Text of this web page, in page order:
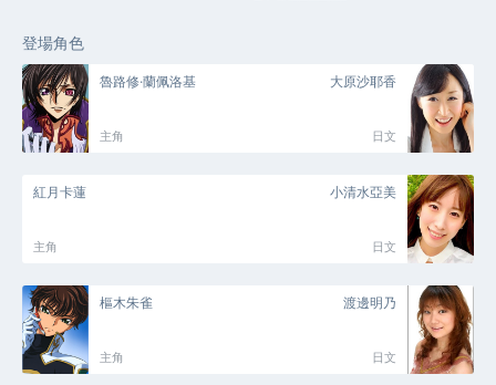
登場角色
魯路修·蘭佩洛基 大原沙耶香
主角 日文
紅月卡蓮 小清水亞美
主角 日文
樞木朱雀 渡邊明乃
主角 日文